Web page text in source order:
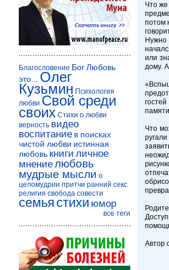
Что же
потом
Нужно
или
дому.
Что
Автор
Благословение БогЛюбовь
это...
Олег
Кузьмин Психология
любви Свой среди
своих Стихи о любви
верность видео
воспитание в поисках
чистой любви истинная
любовь книги личное
мнениелюбовь
мудрые мысли о
целомудрии притчи ранний секс
религия свобода совести
семья стихи юмор
все теги